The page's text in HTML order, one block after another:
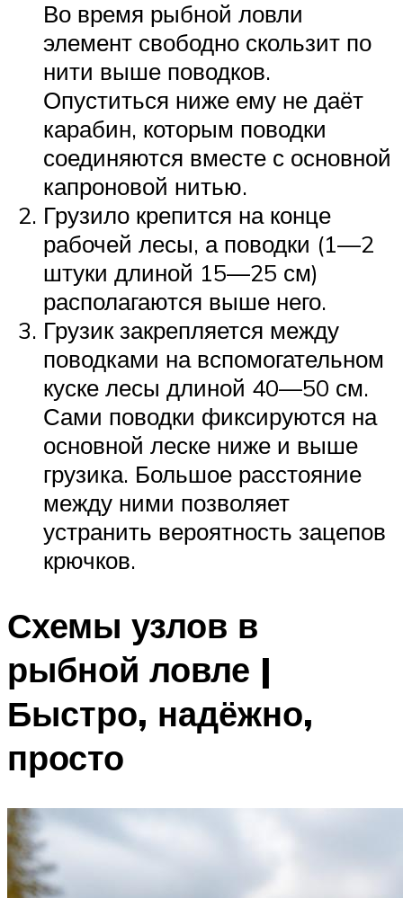
Во время рыбной ловли
элемент свободно скользит по
нити выше поводков.
Опуститься ниже ему не даёт
карабин, которым поводки
соединяются вместе с основной
капроновой нитью.
Грузило крепится на конце
рабочей лесы, а поводки (1—2
штуки длиной 15—25 см)
располагаются выше него.
Грузик закрепляется между
поводками на вспомогательном
куске лесы длиной 40—50 см.
Сами поводки фиксируются на
основной леске ниже и выше
грузика. Большое расстояние
между ними позволяет
устранить вероятность зацепов
крючков.
Схемы узлов в
рыбной ловле |
Быстро, надёжно,
просто